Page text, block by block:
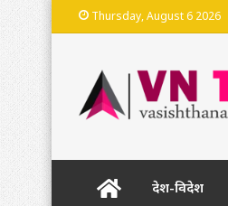
Thursday, August 6 2026
Homeदेश-विदेश